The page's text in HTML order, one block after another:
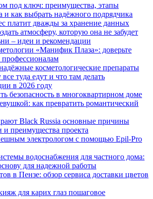
под ключ: преимущества, этапы
и как выбрать надёжного подрядчика
платит дважды за хранение данных
атмосферу, которую она не забудет
– идеи и рекомендации
«Манифик Плаза»: доверьте
профессионалам
косметологические препараты
туда едут и что там делать
в 2026 году
безопасность в многоквартирном доме
как превратить романтический
Black Russia основные причины
и преимущества проекта
электрологом с помощью Epil-Pro
водоснабжения для частного дома:
для надежной работы
в Пензе: обзор сервиса доставки цветов
для карих глаз пошаговое